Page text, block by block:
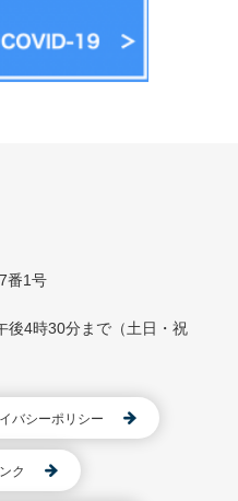
番1号
後4時30分まで（土日・祝
バシーポリシー
ク